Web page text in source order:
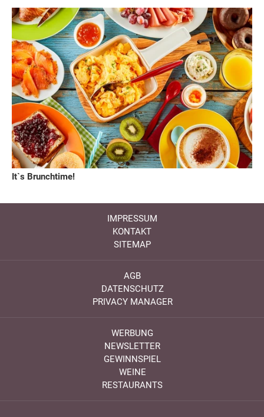
It`s Brunchtime!
IMPRESSUM
KONTAKT
SITEMAP
AGB
DATENSCHUTZ
PRIVACY MANAGER
WERBUNG
NEWSLETTER
GEWINNSPIEL
WEINE
RESTAURANTS